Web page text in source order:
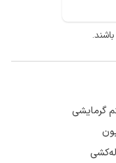
گرمایشی